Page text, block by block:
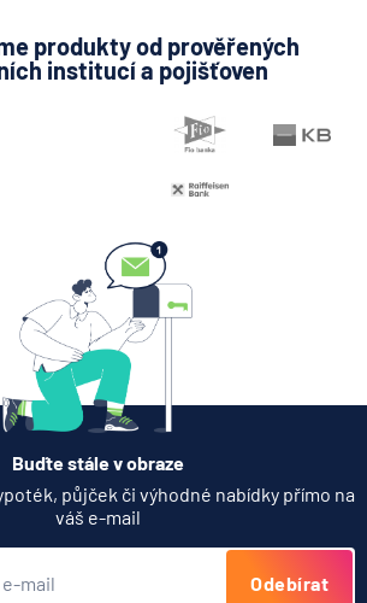
produkty od prověřených
institucí a pojišťoven
Buďte stále v obraze
půjček či výhodné nabídky přímo na
váš e-mail
Odebírat